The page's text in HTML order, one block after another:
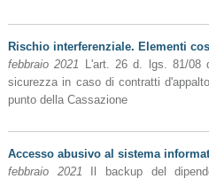
Rischio interferenziale. Elementi
febbraio 2021 L'art. 26 d. lgs. 81/08
sicurezza in caso di contratti
punto della Cassazione
Accesso abusivo al sistema
febbraio 2021 Il backup del